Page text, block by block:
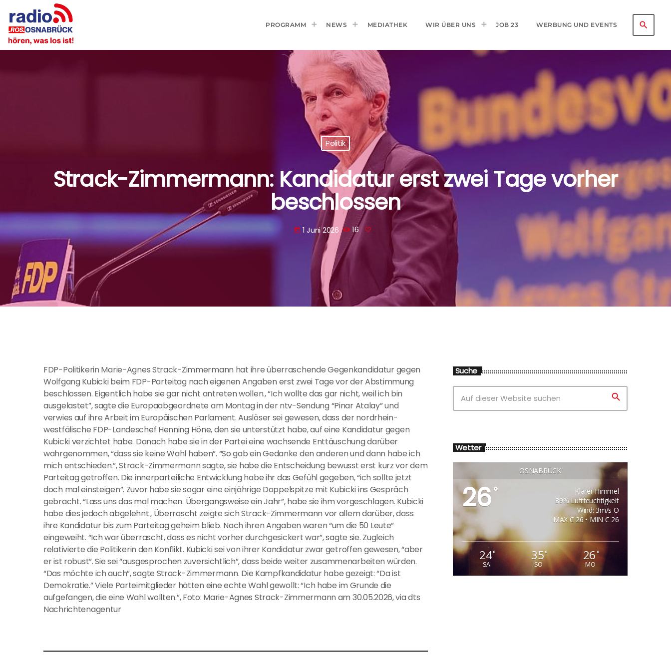
PROGRAMM NEWS MEDIATHEK WIR ÜBER UNS JOB 23 WERBUNG UND EVENTS search
Politik
Strack-Zimmermann: Kandidatur erst zwei Tage vorher
beschlossen
today 1 Juni 2026 16
FDP-Politikerin Marie-Agnes Strack-Zimmermann hat ihre überraschende Gegenkandidatur gegen
Wolfgang Kubicki beim FDP-Parteitag nach eigenen Angaben erst zwei Tage vor der Abstimmung
beschlossen. Eigentlich habe sie gar nicht antreten wollen., “Ich wollte das gar nicht, weil ich bin
ausgelastet”, sagte die Europaabgeordnete am Montag in der ntv-Sendung “Pinar Atalay” und
verwies auf ihre Arbeit im Europäischen Parlament. Auslöser sei gewesen, dass der nordrhein-
westfälische FDP-Landeschef Henning Höne, den sie unterstützt habe, auf eine Kandidatur gegen
Kubicki verzichtet habe. Danach habe sie in der Partei eine wachsende Enttäuschung darüber
wahrgenommen, “dass sie keine Wahl haben”. “So gab ein Gedanke den anderen und dann habe ich
mich entschieden.”, Strack-Zimmermann sagte, sie habe die Entscheidung bewusst erst kurz vor dem
Parteitag getroffen. Die innerparteiliche Entwicklung habe ihr das Gefühl gegeben, “ich sollte jetzt
doch mal einsteigen”. Zuvor habe sie sogar eine einjährige Doppelspitze mit Kubicki ins Gespräch
gebracht. “Lass uns das mal machen. Übergangsweise ein Jahr”, habe sie ihm vorgeschlagen. Kubicki
habe dies jedoch abgelehnt., Überrascht zeigte sich Strack-Zimmermann vor allem darüber, dass
ihre Kandidatur bis zum Parteitag geheim blieb. Nach ihren Angaben waren “um die 50 Leute”
eingeweiht. “Ich war überrascht, dass es nicht vorher durchgesickert war”, sagte sie. Zugleich
relativierte die Politikerin den Konflikt. Kubicki sei von ihrer Kandidatur zwar getroffen gewesen, “aber
er ist robust”. Sie sei “ausgesprochen zuversichtlich”, dass beide weiter zusammenarbeiten würden.
“Das möchte ich auch”, sagte Strack-Zimmermann. Die Kampfkandidatur habe gezeigt: “Da ist
Demokratie.” Viele Parteimitglieder hätten eine echte Wahl gewollt: “Ich habe im Grunde die
aufgefangen, die eine Wahl wollten.”, Foto: Marie-Agnes Strack-Zimmermann am 30.05.2026, via dts
Nachrichtenagentur
Suche
search
Wetter
OSNABRÜCK
26°
Klarer Himmel
39% Luftfeuchtigkeit
Wind: 3m/s O
MAX C 26 • MIN C 26
24°
SA
35°
SO
26°
MO